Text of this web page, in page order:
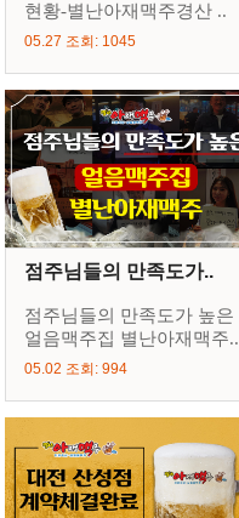
현황-별난아재맥주경산 ..
05.27 조회: 1045
점주님들의 만족도가..
점주님들의 만족도가 높은
얼음맥주집 별난아재맥주..
05.02 조회: 994